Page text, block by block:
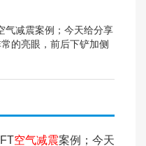
气减震案例；今天给分享
的亮眼，前后下铲加侧
空气减震案例；今天